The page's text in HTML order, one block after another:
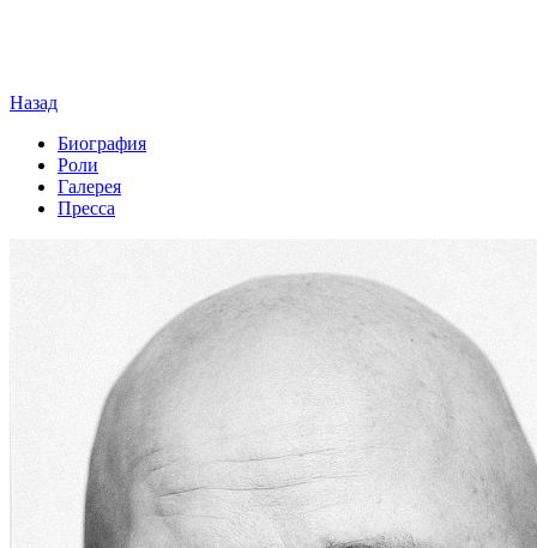
Назад
Биография
Роли
Галерея
Пресса